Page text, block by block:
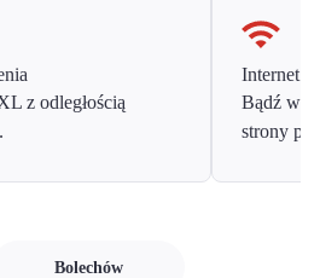
z odległością
Internet
Bądź w
strony
Bolechów